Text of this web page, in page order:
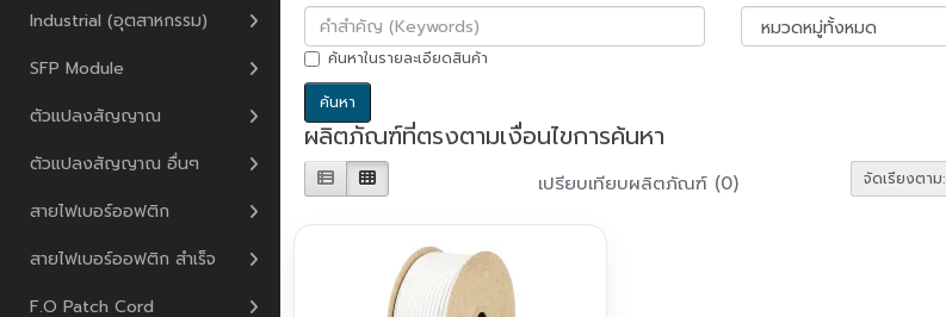
Industrial (อุตสาหกรรม)
SFP Module
ตัวแปลงสัญญาณ
ตัวแปลงสัญญาณ อื่นๆ
สายไฟเบอร์ออฟติก
สายไฟเบอร์ออฟติก สำเร็จ
F.O Patch Cord
ค้นหาในรายละเอียดสินค้า
ผลิตภัณฑ์ที่ตรงตามเงื่อนไขการค้นหา
เปรียบเทียบผลิตภัณฑ์ (0) จัดเรียงตาม: